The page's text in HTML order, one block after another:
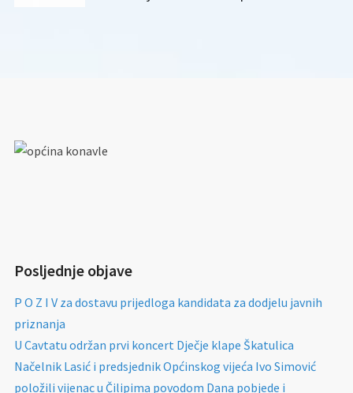
Posljednje objave
P O Z I V za dostavu prijedloga kandidata za dodjelu javnih
priznanja
U Cavtatu održan prvi koncert Dječje klape Škatulica
Načelnik Lasić i predsjednik Općinskog vijeća Ivo Simović
položili vijenac u Čilipima povodom Dana pobjede i